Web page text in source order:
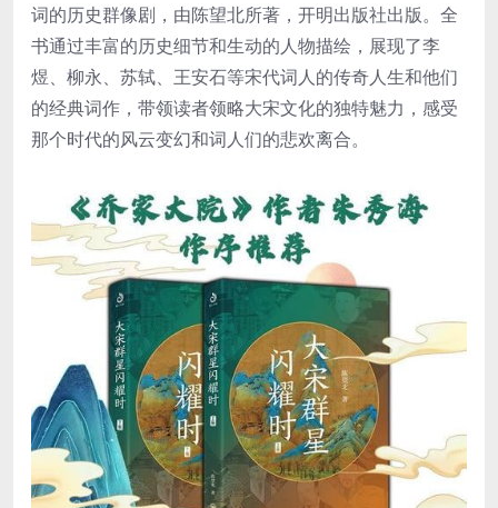
词的历史群像剧，由陈望北所著，开明出版社出版。全
书通过丰富的历史细节和生动的人物描绘，展现了李
煜、柳永、苏轼、王安石等宋代词人的传奇人生和他们
的经典词作，带领读者领略大宋文化的独特魅力，感受
那个时代的风云变幻和词人们的悲欢离合。